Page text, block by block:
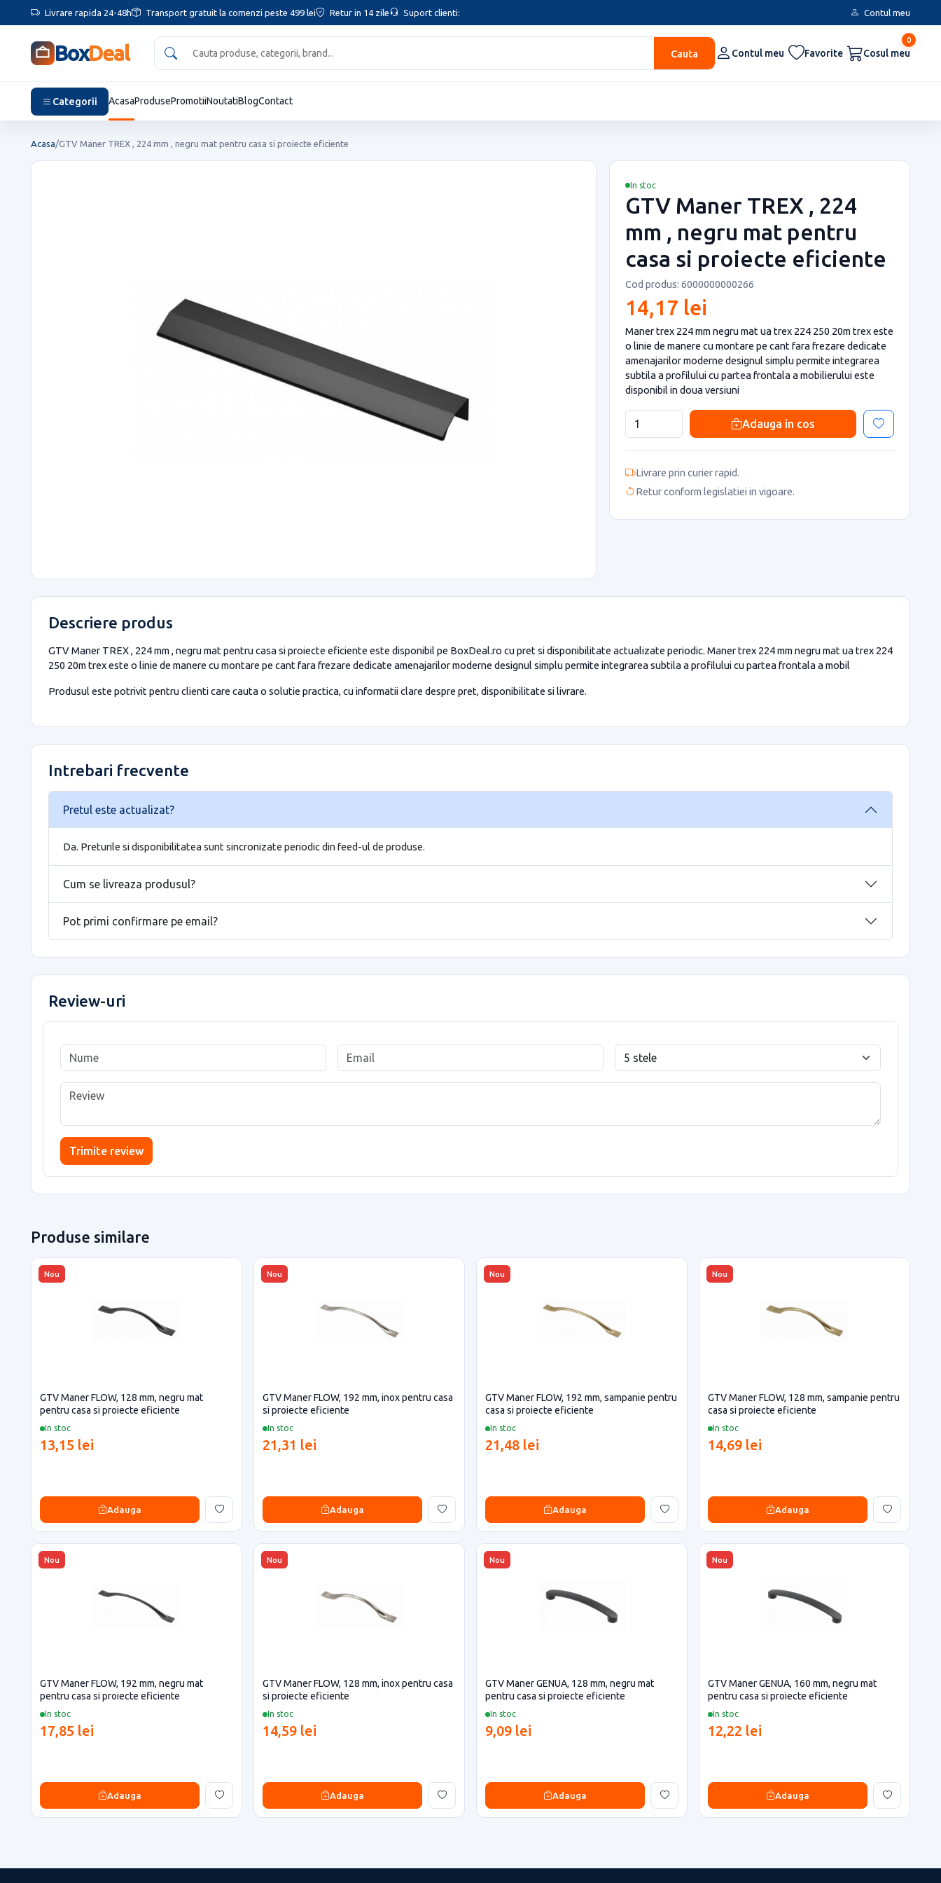
Livrare rapida 24-48h Transport gratuit la comenzi peste 499 lei Retur in 14 zile Suport clienti: Contul meu
BoxDeal Cauta Contul meu Favorite
0
Cosul meu
Categorii AcasaProdusePromotiiNoutatiBlogContact
Acasa/GTV Maner TREX , 224 mm , negru mat pentru casa si proiecte eficiente
In stoc
GTV Maner TREX , 224
mm , negru mat pentru
casa si proiecte eficiente
Cod produs: 6000000000266
14,17 lei
Maner trex 224 mm negru mat ua trex 224 250 20m trex este
o linie de manere cu montare pe cant fara frezare dedicate
amenajarilor moderne designul simplu permite integrarea
subtila a profilului cu partea frontala a mobilierului este
disponibil in doua versiuni
Adauga in cos
Livrare prin curier rapid.
Retur conform legislatiei in vigoare.
Descriere produs
GTV Maner TREX , 224 mm , negru mat pentru casa si proiecte eficiente este disponibil pe BoxDeal.ro cu pret si disponibilitate actualizate periodic. Maner trex 224 mm negru mat ua trex 224
250 20m trex este o linie de manere cu montare pe cant fara frezare dedicate amenajarilor moderne designul simplu permite integrarea subtila a profilului cu partea frontala a mobil
Produsul este potrivit pentru clienti care cauta o solutie practica, cu informatii clare despre pret, disponibilitate si livrare.
Intrebari frecvente
Pretul este actualizat?
Da. Preturile si disponibilitatea sunt sincronizate periodic din feed-ul de produse.
Cum se livreaza produsul?
Pot primi confirmare pe email?
Review-uri
Trimite review
Produse similare
Nou
In stoc
GTV Maner FLOW, 128 mm, negru mat
pentru casa si proiecte eficiente
13,15 lei
Adauga
Nou
In stoc
GTV Maner FLOW, 192 mm, inox pentru casa
si proiecte eficiente
21,31 lei
Adauga
Nou
In stoc
GTV Maner FLOW, 192 mm, sampanie pentru
casa si proiecte eficiente
21,48 lei
Adauga
Nou
In stoc
GTV Maner FLOW, 128 mm, sampanie pentru
casa si proiecte eficiente
14,69 lei
Adauga
Nou
In stoc
GTV Maner FLOW, 192 mm, negru mat
pentru casa si proiecte eficiente
17,85 lei
Adauga
Nou
In stoc
GTV Maner FLOW, 128 mm, inox pentru casa
si proiecte eficiente
14,59 lei
Adauga
Nou
In stoc
GTV Maner GENUA, 128 mm, negru mat
pentru casa si proiecte eficiente
9,09 lei
Adauga
Nou
In stoc
GTV Maner GENUA, 160 mm, negru mat
pentru casa si proiecte eficiente
12,22 lei
Adauga